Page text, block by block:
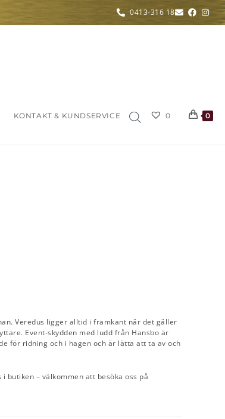
0413-316 18
KONTAKT & KUNDSERVICE 0 0
Veredus ligger alltid i framkant när det gäller
Event-skydden med ludd från Hansbo är
för ridning och i hagen och är lätta att ta av och
butiken – välkommen att besöka oss på